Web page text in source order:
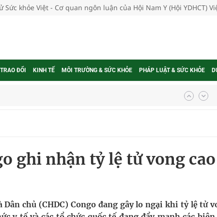
Sức khỏe Việt - Cơ quan ngôn luận của Hội Nam Y (Hội YDHCT)
ĐỔI KINH TẾ MÔI TRƯỜNG & SỨC KHỎE PHÁP LUẬT & SỨC KHỎE
ung thư
Của Các Loài Nhân Sâm (Panax Spp.): Tổng
ghi nhận tỷ lệ tử vong cao
chủ (CHDC) Congo đang gây lo ngại khi tỷ lệ tử